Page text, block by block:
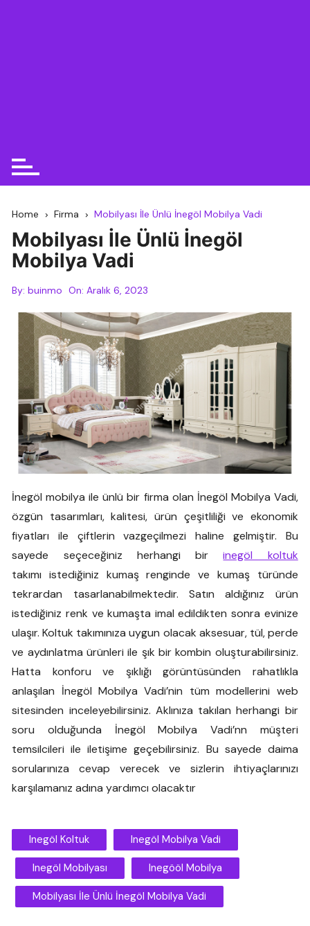
Home Firma Mobilyası İle Ünlü İnegöl Mobilya Vadi
Mobilyası İle Ünlü İnegöl
Mobilya Vadi
By: buinmo On:Aralık 6, 2023
İnegöl mobilya ile ünlü bir firma olan İnegöl Mobilya Vadi,
özgün tasarımları, kalitesi, ürün çeşitliliği ve ekonomik
fiyatları ile çiftlerin vazgeçilmezi haline gelmiştir. Bu
sayede seçeceğiniz herhangi birinegöl koltuk
takımı istediğiniz kumaş renginde ve kumaş türünde
tekrardan tasarlanabilmektedir. Satın aldığınız ürün
istediğiniz renk ve kumaşta imal edildikten sonra evinize
ulaşır. Koltuk takımınıza uygun olacak aksesuar, tül, perde
ve aydınlatma ürünleri ile şık bir kombin oluşturabilirsiniz.
Hatta konforu ve şıklığı görüntüsünden rahatlıkla
anlaşılan İnegöl Mobilya Vadi’nin tüm modellerini web
sitesinden inceleyebilirsiniz. Aklınıza takılan herhangi bir
soru olduğunda İnegöl Mobilya Vadi’nn müşteri
temsilcileri ile iletişime geçebilirsiniz. Bu sayede daima
sorularınıza cevap verecek ve sizlerin ihtiyaçlarınızı
karşılamanız adına yardımcı olacaktır
Inegöl Koltuk Inegöl Mobilya Vadi
Inegöl Mobilyası Inegööl Mobilya
Mobilyası İle Ünlü İnegöl Mobilya Vadi